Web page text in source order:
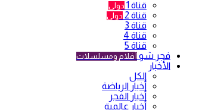
قناة 1 دولي
قناة 2 دولي
قناة 3
قناة 4
قناة 5
فجر شو أفلام ومسلسلات
الأخبار
الكل
أخبار الرياضة
أخبار الفجر
أخبار عالمية